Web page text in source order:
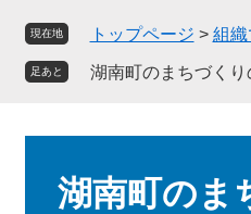
現在地 トップページ > 組織
足あと 湖南町のまちづくり
湖南町のま